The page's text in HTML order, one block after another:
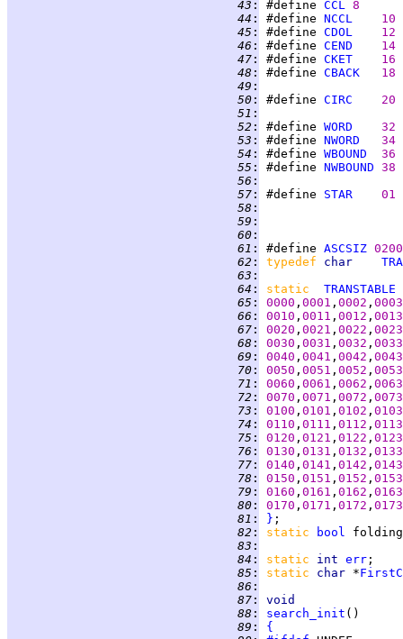
  43
: #define CCL
  44
: #define NCCL
  45
: #define CDOL
  46
: #define CEND
  47
: #define CKET
  48
: #define CBACK
  49
:
  50
: #define CIRC
  51
:
  52
: #define WORD
  53
: #define NWORD
  54
: #define WBOUND
  55
: #define NWBOUND
  56
:
  57
: #define STAR
  58
:
  59
:
  60
:
  61
: #define ASCSIZ 0200
  62
: typedef char
  63
:
  64
: static TRANSTABLE
  65
: 0000 , 0001 , 0002 , 0003
  66
: 0010 , 0011 , 0012 , 0013
  67
: 0020 , 0021 , 0022 , 0023
  68
: 0030 , 0031 , 0032 , 0033
  69
: 0040 , 0041 , 0042 , 0043
  70
: 0050 , 0051 , 0052 , 0053
  71
: 0060 , 0061 , 0062 , 0063
  72
: 0070 , 0071 , 0072 , 0073
  73
: 0100 , 0101 , 0102 , 0103
  74
: 0110 , 0111 , 0112 , 0113
  75
: 0120 , 0121 , 0122 , 0123
  76
: 0130 , 0131 , 0132 , 0133
  77
: 0140 , 0141 , 0142 , 0143
  78
: 0150 , 0151 , 0152 , 0153
  79
: 0160 , 0161 , 0162 , 0163
  80
: 0170 , 0171 , 0172 , 0173
  81
: }
  82
: static bool
  83
:
  84
: static int err
  85
: static char *
  86
:
  87
:
void
  88
: search_init
  89
:
{